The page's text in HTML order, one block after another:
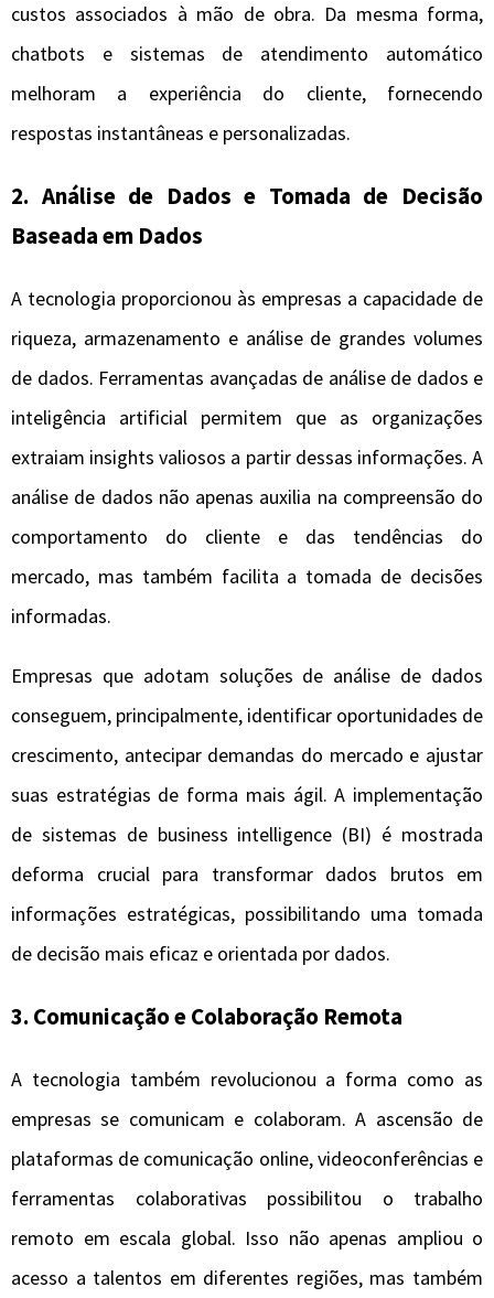
custos associados à mão de obra. Da mesma forma,
chatbots e sistemas de atendimento automático
melhoram a experiência do cliente, fornecendo
respostas instantâneas e personalizadas.
2. Análise de Dados e Tomada de Decisão
Baseada em Dados
A tecnologia proporcionou às empresas a capacidade de
riqueza, armazenamento e análise de grandes volumes
de dados. Ferramentas avançadas de análise de dados e
inteligência artificial permitem que as organizações
extraiam insights valiosos a partir dessas informações. A
análise de dados não apenas auxilia na compreensão do
comportamento do cliente e das tendências do
mercado, mas também facilita a tomada de decisões
informadas.
Empresas que adotam soluções de análise de dados
conseguem, principalmente, identificar oportunidades de
crescimento, antecipar demandas do mercado e ajustar
suas estratégias de forma mais ágil. A implementação
de sistemas de business intelligence (BI) é mostrada
deforma crucial para transformar dados brutos em
informações estratégicas, possibilitando uma tomada
de decisão mais eficaz e orientada por dados.
3. Comunicação e Colaboração Remota
A tecnologia também revolucionou a forma como as
empresas se comunicam e colaboram. A ascensão de
plataformas de comunicação online, videoconferências e
ferramentas colaborativas possibilitou o trabalho
remoto em escala global. Isso não apenas ampliou o
acesso a talentos em diferentes regiões, mas também